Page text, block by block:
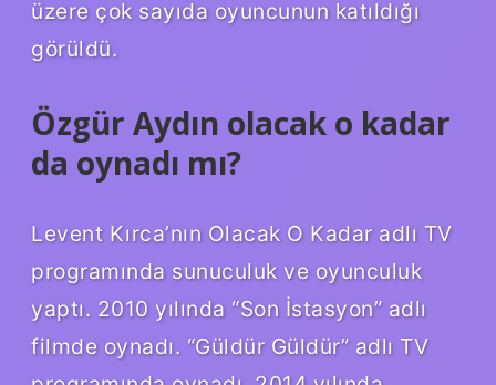
üzere çok sayıda oyuncunun katıldığı
görüldü.
Özgür Aydın olacak o kadar
da oynadı mı?
Levent Kırca’nın Olacak O Kadar adlı TV
programında sunuculuk ve oyunculuk
yaptı. 2010 yılında “Son İstasyon” adlı
filmde oynadı. “Güldür Güldür” adlı TV